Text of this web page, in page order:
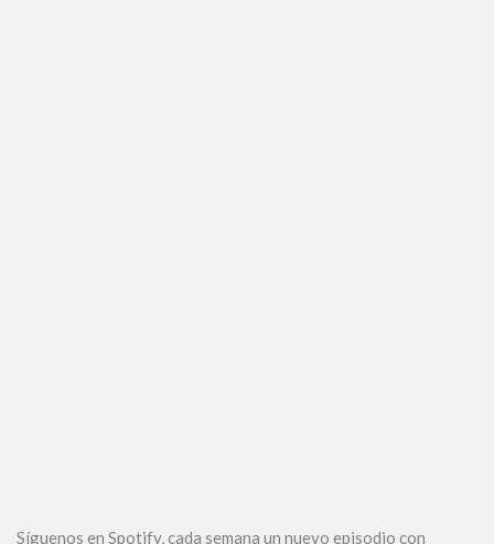
Síguenos en Spotify, cada semana un nuevo episodio con